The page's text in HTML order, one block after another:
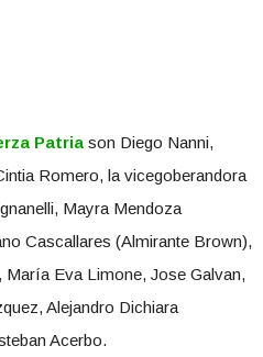
Patria son Diego Nanni,
Romero, la vicegoberandora
Mayra Mendoza
Cascallares (Almirante Brown),
Eva Limone, Jose Galvan,
Alejandro Dichiara
Acerbo.